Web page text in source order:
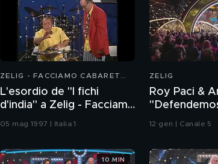
ZELIG - FACCIAMO CABARET
L'esordio de "I fichi
d'india" a Zelig - Facciamo
05 mag 1997 | Italia 1
ZELIG
Roy Paci &
12 gen | Canale 5
10 MIN